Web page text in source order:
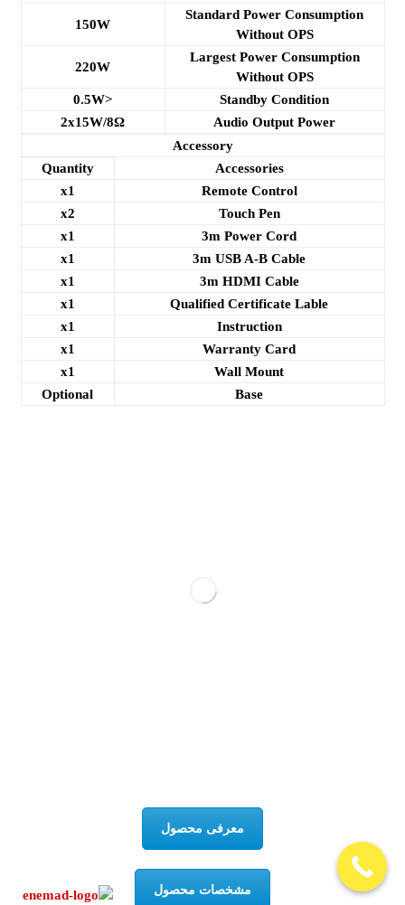
Standard Power Consumption
Without OPS
150W
Largest Power Consumption
Without OPS
220W
Standby Condition
<0.5W
Audio Output Power
2x15W/8Ω
Accessory
Accessories
Quantity
Remote Control
x1
Touch Pen
x2
3m Power Cord
x1
3m USB A-B Cable
x1
3m HDMI Cable
x1
Qualified Certificate Lable
x1
Instruction
x1
Warranty Card
x1
Wall Mount
x1
Base
Optional
معرفی محصول
مشخصات محصول